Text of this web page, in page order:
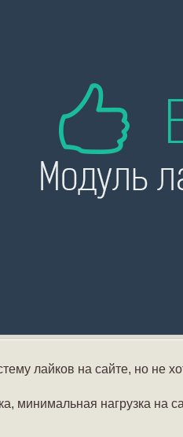
лайков на сайте, но не
минимальная нагрузка на